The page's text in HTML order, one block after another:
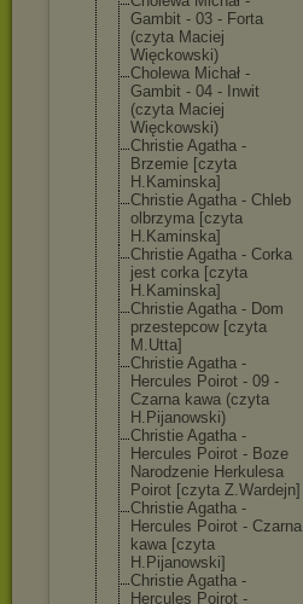
Gambit - 03 - Forta
(czyta Maciej
Więckowski)
Cholewa Michał -
Gambit - 04 - Inwit
(czyta Maciej
Więckowski)
Christie Agatha -
Brzemie [czyta
H.Kaminska]
Christie Agatha - Chleb
olbrzyma [czyta
H.Kaminska]
Christie Agatha - Corka
jest corka [czyta
H.Kaminska]
Christie Agatha - Dom
przestepcow [czyta
M.Utta]
Christie Agatha -
Hercules Poirot - 09 -
Czarna kawa (czyta
H.Pijanowski)
Christie Agatha -
Hercules Poirot - Boze
Narodzenie Herkulesa
Poirot [czyta Z.Wardejn]
Christie Agatha -
Hercules Poirot - Czarna
kawa [czyta
H.Pijanowski]
Christie Agatha -
Hercules Poirot -